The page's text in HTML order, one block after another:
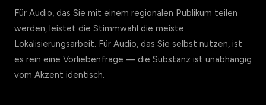
Für Audio, das Sie mit einem regionalen Publikum teilen
werden, leistet die Stimmwahl die meiste
Lokalisierungsarbeit. Für Audio, das Sie selbst nutzen, ist
es rein eine Vorliebenfrage — die Substanz ist unabhängig
vom Akzent identisch.